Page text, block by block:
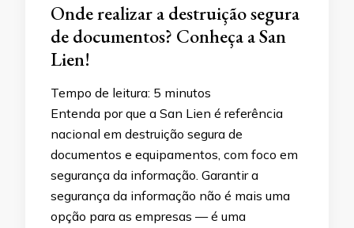
Onde realizar a destruição segura
de documentos? Conheça a San
Lien!
Tempo de leitura: 5 minutos
Entenda por que a San Lien é referência
nacional em destruição segura de
documentos e equipamentos, com foco em
segurança da informação. Garantir a
segurança da informação não é mais uma
opção para as empresas — é uma